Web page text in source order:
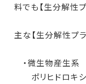
料でも【生分解性プ
主な【生分解性プ
・微生物産生系
ポリヒドロキシ